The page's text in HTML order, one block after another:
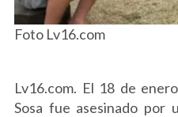
Foto Lv16.com
Lv16.com. El 18 de
Sosa fue asesinado por